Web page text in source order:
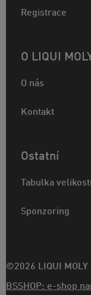
Registrace
O LIQUI
O nás
Kontakt
Ostatní
Tabulka
Sponzoring
©2026 LIQUI MOLY
BSSHOP: e-shop